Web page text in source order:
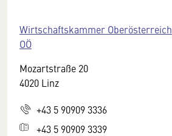
Wirtschaftskammer Oberösterreich
OÖ
Mozartstraße 20
4020 Linz
+43 5 90909 3336
+43 5 90909 3339